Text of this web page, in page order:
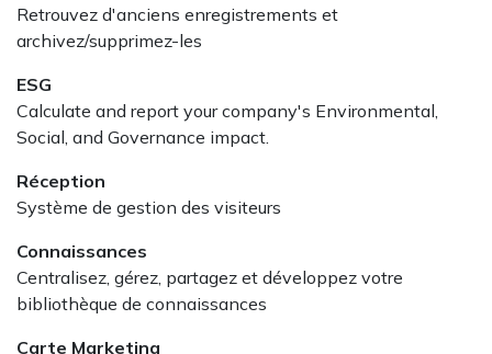
Retrouvez d'anciens enregistrements et
archivez/supprimez-les
ESG
Calculate and report your company's Environmental,
Social, and Governance impact.
Réception
Système de gestion des visiteurs
Connaissances
Centralisez, gérez, partagez et développez votre
bibliothèque de connaissances
Carte Marketing